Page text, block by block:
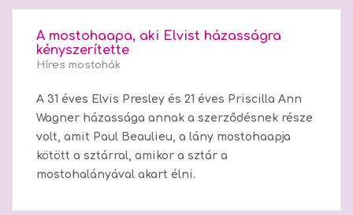
A mostohaapa, aki Elvist házasságra
kényszerítette
Híres mostohák
A 31 éves Elvis Presley és 21 éves Priscilla Ann
Wagner házassága annak a szerződésnek része
volt, amit Paul Beaulieu, a lány mostohaapja
kötött a sztárral, amikor a sztár a
mostohalányával akart élni.